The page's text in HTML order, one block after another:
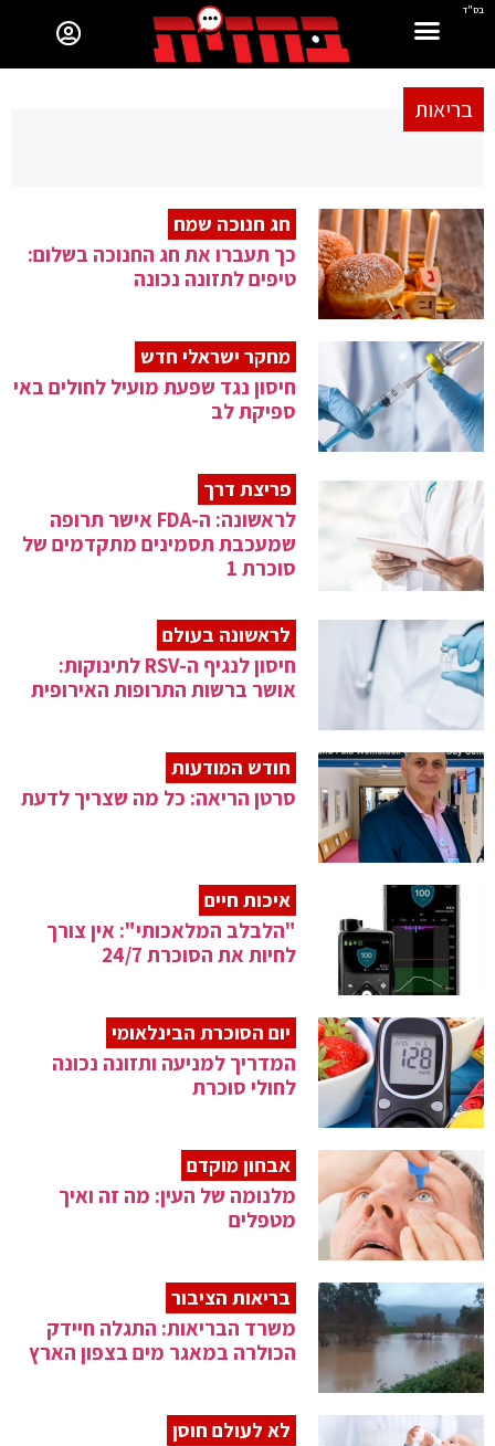
בס"ד
בריאות
חג חנוכה שמח
כך תעברו את חג החנוכה בשלום:
טיפים לתזונה נכונה
מחקר ישראלי חדש
חיסון נגד שפעת מועיל לחולים באי
ספיקת לב
פריצת דרך
לראשונה: ה-FDA אישר תרופה
שמעכבת תסמינים מתקדמים של
סוכרת 1
לראשונה בעולם
חיסון לנגיף ה-RSV לתינוקות:
אושר ברשות התרופות האירופית
חודש המודעות
סרטן הריאה: כל מה שצריך לדעת
איכות חיים
"הלבלב המלאכותי": אין צורך
לחיות את הסוכרת 24/7
יום הסוכרת הבינלאומי
המדריך למניעה ותזונה נכונה
לחולי סוכרת
אבחון מוקדם
מלנומה של העין: מה זה ואיך
מטפלים
בריאות הציבור
משרד הבריאות: התגלה חיידק
הכולרה במאגר מים בצפון הארץ
לא לעולם חוסן